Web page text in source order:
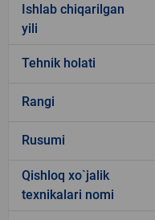
Ishlab chiqarilgan
yili
Tehnik holati
Rangi
Rusumi
Qishloq xo`jalik
texnikalari nomi